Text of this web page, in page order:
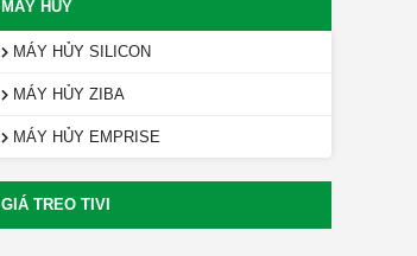
MÁY HỦY
MÁY HỦY SILICON
MÁY HỦY ZIBA
MÁY HỦY EMPRISE
GIÁ TREO TIVI